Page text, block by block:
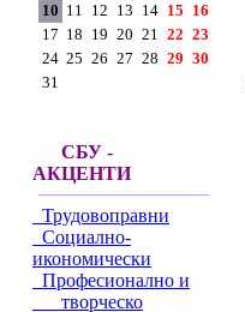
10 11 12 13 14 15 16
17 18 19 20 21 22 23
24 25 26 27 28 29 30
31
СБУ -
АКЦЕНТИ
Трудовоправни
Социално-
икономически
Професионално и
творческо